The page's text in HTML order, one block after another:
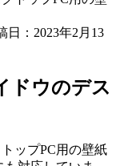
日：2023年2月13
ドウのデス
ップPC用の壁紙